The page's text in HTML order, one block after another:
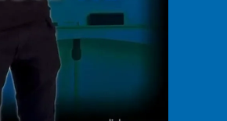
DeDinero
Confabulario
Aviso Oportuno